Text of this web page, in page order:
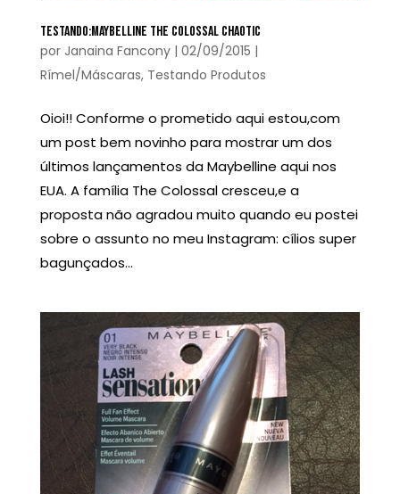
TESTANDO:MAYBELLINE THE COLOSSAL CHAOTIC
por Janaina Fancony| 02/09/2015 |
Rímel/Máscaras, Testando Produtos
Oioi!! Conforme o prometido aqui estou,com
um post bem novinho para mostrar um dos
últimos lançamentos da Maybelline aqui nos
EUA. A família The Colossal cresceu,e a
proposta não agradou muito quando eu postei
sobre o assunto no meu Instagram: cílios super
bagunçados...